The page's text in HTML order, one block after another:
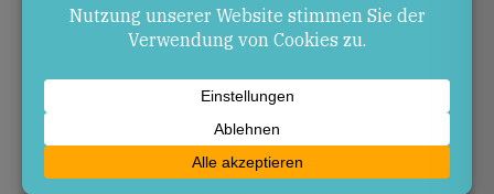
Mehrheit bildet, eine Minderheitsregierung anstrebt
oder Neuwahlen ausruft. Entscheidend wird sein,
welche politischen Optionen im Potsdamer Landtag
stabile Regierungsstruktur entsteht.
Quellen